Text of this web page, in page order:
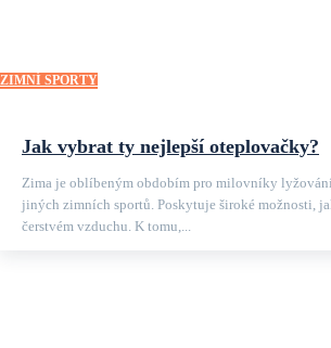
ZIMNÍ SPORTY
Jak vybrat ty nejlepší oteplovačky?
Zima je oblíbeným obdobím pro milovníky
jiných zimních sportů. Poskytuje široké možnosti,
čerstvém vzduchu. K tomu,...